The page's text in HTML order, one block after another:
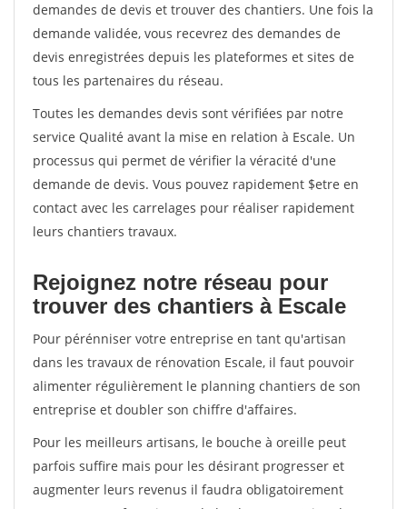
demandes de devis et trouver des chantiers. Une fois la
demande validée, vous recevrez des demandes de
devis enregistrées depuis les plateformes et sites de
tous les partenaires du réseau.
Toutes les demandes devis sont vérifiées par notre
service Qualité avant la mise en relation à Escale. Un
processus qui permet de vérifier la véracité d'une
demande de devis. Vous pouvez rapidement $etre en
contact avec les carrelages pour réaliser rapidement
leurs chantiers travaux.
Rejoignez notre réseau pour
trouver des chantiers à Escale
Pour pérénniser votre entreprise en tant qu'artisan
dans les travaux de rénovation Escale, il faut pouvoir
alimenter régulièrement le planning chantiers de son
entreprise et doubler son chiffre d'affaires.
Pour les meilleurs artisans, le bouche à oreille peut
parfois suffire mais pour les désirant progresser et
augmenter leurs revenus il faudra obligatoirement